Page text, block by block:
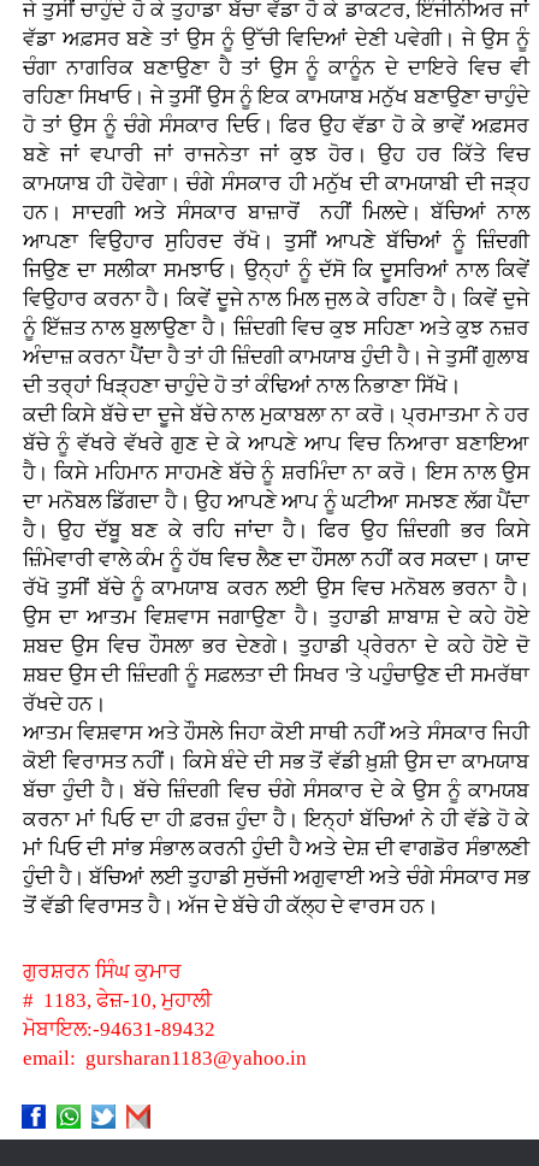
ਜੇ ਤੁਸੀਂ ਚਾਹੁੰਦੇ ਹੋ ਕੇ ਤੁਹਾਡਾ ਬੱਚਾ ਵੱਡਾ ਹੋ ਕੇ ਡਾਕਟਰ, ਇੰਜੀਨੀਅਰ ਜਾਂ
ਵੱਡਾ ਅਫ਼ਸਰ ਬਣੇ ਤਾਂ ਉਸ ਨੂੰ ਉੱਚੀ ਵਿਦਿਆਂ ਦੇਣੀ ਪਵੇਗੀ। ਜੇ ਉਸ ਨੂੰ
ਚੰਗਾ ਨਾਗਰਿਕ ਬਣਾਉਣਾ ਹੈ ਤਾਂ ਉਸ ਨੂੰ ਕਾਨੂੰਨ ਦੇ ਦਾਇਰੇ ਵਿਚ ਵੀ
ਰਹਿਣਾ ਸਿਖਾਓ। ਜੇ ਤੁਸੀਂ ਉਸ ਨੂੰ ਇਕ ਕਾਮਯਾਬ ਮਨੁੱਖ ਬਣਾਉਣਾ ਚਾਹੁੰਦੇ
ਹੋ ਤਾਂ ਉਸ ਨੂੰ ਚੰਗੇ ਸੰਸਕਾਰ ਦਿਓ। ਫਿਰ ਉਹ ਵੱਡਾ ਹੋ ਕੇ ਭਾਵੇਂ ਅਫ਼ਸਰ
ਬਣੇ ਜਾਂ ਵਪਾਰੀ ਜਾਂ ਰਾਜਨੇਤਾ ਜਾਂ ਕੁਝ ਹੋਰ। ਉਹ ਹਰ ਕਿੱਤੇ ਵਿਚ
ਕਾਮਯਾਬ ਹੀ ਹੋਵੇਗਾ। ਚੰਗੇ ਸੰਸਕਾਰ ਹੀ ਮਨੁੱਖ ਦੀ ਕਾਮਯਾਬੀ ਦੀ ਜੜ੍ਹ
ਹਨ। ਸਾਦਗੀ ਅਤੇ ਸੰਸਕਾਰ ਬਾਜ਼ਾਰੋਂ ਨਹੀਂ ਮਿਲਦੇ। ਬੱਚਿਆਂ ਨਾਲ
ਆਪਣਾ ਵਿਉਹਾਰ ਸੁਹਿਰਦ ਰੱਖੋ। ਤੁਸੀਂ ਆਪਣੇ ਬੱਚਿਆਂ ਨੂੰ ਜ਼ਿੰਦਗੀ
ਜਿਉਣ ਦਾ ਸਲੀਕਾ ਸਮਝਾਓ। ਉਨ੍ਹਾਂ ਨੂੰ ਦੱਸੋ ਕਿ ਦੂਸਰਿਆਂ ਨਾਲ ਕਿਵੇਂ
ਵਿਉਹਾਰ ਕਰਨਾ ਹੈ। ਕਿਵੇਂ ਦੂਜੇ ਨਾਲ ਮਿਲ ਜੁਲ ਕੇ ਰਹਿਣਾ ਹੈ। ਕਿਵੇਂ ਦੁਜੇ
ਨੂੰ ਇੱਜ਼ਤ ਨਾਲ ਬੁਲਾਉਣਾ ਹੈ। ਜ਼ਿੰਦਗੀ ਵਿਚ ਕੁਝ ਸਹਿਣਾ ਅਤੇ ਕੁਝ ਨਜ਼ਰ
ਅੰਦਾਜ਼ ਕਰਨਾ ਪੈਂਦਾ ਹੈ ਤਾਂ ਹੀ ਜ਼ਿੰਦਗੀ ਕਾਮਯਾਬ ਹੁੰਦੀ ਹੈ। ਜੇ ਤੁਸੀਂ ਗੁਲਾਬ
ਦੀ ਤਰ੍ਹਾਂ ਖਿੜ੍ਹਣਾ ਚਾਹੁੰਦੇ ਹੋ ਤਾਂ ਕੰਢਿਆਂ ਨਾਲ ਨਿਭਾਣਾ ਸਿੱਖੋ।
ਕਦੀ ਕਿਸੇ ਬੱਚੇ ਦਾ ਦੂਜੇ ਬੱਚੇ ਨਾਲ ਮੁਕਾਬਲਾ ਨਾ ਕਰੋ। ਪ੍ਰਮਾਤਮਾ ਨੇ ਹਰ
ਬੱਚੇ ਨੂੰ ਵੱਖਰੇ ਵੱਖਰੇ ਗੁਣ ਦੇ ਕੇ ਆਪਣੇ ਆਪ ਵਿਚ ਨਿਆਰਾ ਬਣਾਇਆ
ਹੈ। ਕਿਸੇ ਮਹਿਮਾਨ ਸਾਹਮਣੇ ਬੱਚੇ ਨੂੰ ਸ਼ਰਮਿੰਦਾ ਨਾ ਕਰੋ। ਇਸ ਨਾਲ ਉਸ
ਦਾ ਮਨੋਬਲ ਡਿੱਗਦਾ ਹੈ। ਉਹ ਆਪਣੇ ਆਪ ਨੂੰ ਘਟੀਆ ਸਮਝਣ ਲੱਗ ਪੈਂਦਾ
ਹੈ। ਉਹ ਦੱਬੂ ਬਣ ਕੇ ਰਹਿ ਜਾਂਦਾ ਹੈ। ਫਿਰ ਉਹ ਜ਼ਿੰਦਗੀ ਭਰ ਕਿਸੇ
ਜ਼ਿੰਮੇਵਾਰੀ ਵਾਲੇ ਕੰਮ ਨੂੰ ਹੱਥ ਵਿਚ ਲੈਣ ਦਾ ਹੌਸਲਾ ਨਹੀਂ ਕਰ ਸਕਦਾ। ਯਾਦ
ਰੱਖੋ ਤੁਸੀਂ ਬੱਚੇ ਨੂੰ ਕਾਮਯਾਬ ਕਰਨ ਲਈ ਉਸ ਵਿਚ ਮਨੋਬਲ ਭਰਨਾ ਹੈ।
ਉਸ ਦਾ ਆਤਮ ਵਿਸ਼ਵਾਸ ਜਗਾਉਣਾ ਹੈ। ਤੁਹਾਡੀ ਸ਼ਾਬਾਸ਼ ਦੇ ਕਹੇ ਹੋਏ
ਸ਼ਬਦ ਉਸ ਵਿਚ ਹੌਸਲਾ ਭਰ ਦੇਣਗੇ। ਤੁਹਾਡੀ ਪ੍ਰੇਰਨਾ ਦੇ ਕਹੇ ਹੋਏ ਦੋ
ਸ਼ਬਦ ਉਸ ਦੀ ਜ਼ਿੰਦਗੀ ਨੂੰ ਸਫ਼ਲਤਾ ਦੀ ਸਿਖਰ 'ਤੇ ਪਹੁੰਚਾਉਣ ਦੀ ਸਮਰੱਥਾ
ਰੱਖਦੇ ਹਨ।
ਆਤਮ ਵਿਸ਼ਵਾਸ ਅਤੇ ਹੌਸਲੇ ਜਿਹਾ ਕੋਈ ਸਾਥੀ ਨਹੀਂ ਅਤੇ ਸੰਸਕਾਰ ਜਿਹੀ
ਕੋਈ ਵਿਰਾਸਤ ਨਹੀਂ। ਕਿਸੇ ਬੰਦੇ ਦੀ ਸਭ ਤੋਂ ਵੱਡੀ ਖ਼ੁਸ਼ੀ ਉਸ ਦਾ ਕਾਮਯਾਬ
ਬੱਚਾ ਹੁੰਦੀ ਹੈ। ਬੱਚੇ ਜ਼ਿੰਦਗੀ ਵਿਚ ਚੰਗੇ ਸੰਸਕਾਰ ਦੇ ਕੇ ਉਸ ਨੂੰ ਕਾਮਯਬ
ਕਰਨਾ ਮਾਂ ਪਿਓ ਦਾ ਹੀ ਫ਼ਰਜ਼ ਹੁੰਦਾ ਹੈ। ਇਨ੍ਹਾਂ ਬੱਚਿਆਂ ਨੇ ਹੀ ਵੱਡੇ ਹੋ ਕੇ
ਮਾਂ ਪਿਓ ਦੀ ਸਾਂਭ ਸੰਭਾਲ ਕਰਨੀ ਹੁੰਦੀ ਹੈ ਅਤੇ ਦੇਸ਼ ਦੀ ਵਾਗਡੋਰ ਸੰਭਾਲਣੀ
ਹੁੰਦੀ ਹੈ। ਬੱਚਿਆਂ ਲਈ ਤੁਹਾਡੀ ਸੁਚੱਜੀ ਅਗੁਵਾਈ ਅਤੇ ਚੰਗੇ ਸੰਸਕਾਰ ਸਭ
ਤੋਂ ਵੱਡੀ ਵਿਰਾਸਤ ਹੈ। ਅੱਜ ਦੇ ਬੱਚੇ ਹੀ ਕੱਲ੍ਹ ਦੇ ਵਾਰਸ ਹਨ।
ਗੁਰਸ਼ਰਨ ਸਿੰਘ ਕੁਮਾਰ
# 1183, ਫੇਜ਼-10, ਮੁਹਾਲੀ
ਮੋਬਾਇਲ:-94631-89432
email: gursharan1183@yahoo.in